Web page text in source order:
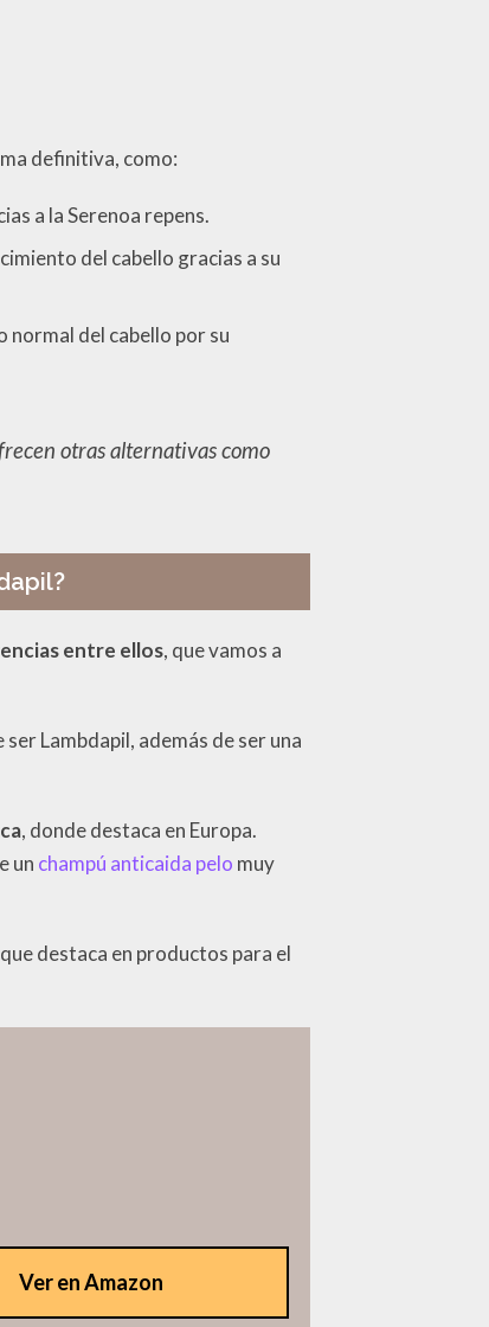
definitiva, como:
a la Serenoa repens.
del cabello gracias a su
normal del cabello por su
otras alternativas como
entre ellos, que vamos a
Lambdapil, además de ser una
, donde destaca en Europa.
un champú anticaida pelo muy
destaca en productos para el
Ver en Amazon